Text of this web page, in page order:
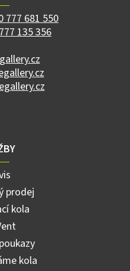
777 681 550
135 356
prodej
kola
kola